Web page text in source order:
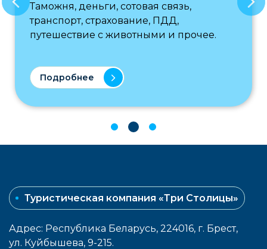
Таможня, деньги, сотовая связь,
транспорт, страхование, ПДД,
путешествие с животными и прочее.
Подробнее
Туристическая компания «Три Столицы»
Адрес: Республика Беларусь, 224016, г. Брест,
ул. Куйбышева, 9-215.